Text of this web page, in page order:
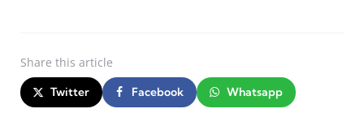
Share this article
Twitter Facebook Whatsapp